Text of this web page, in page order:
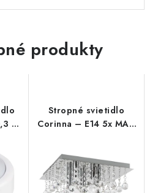
produkty
W
Stropné svietidlo
Corinna – E14 5x MAX